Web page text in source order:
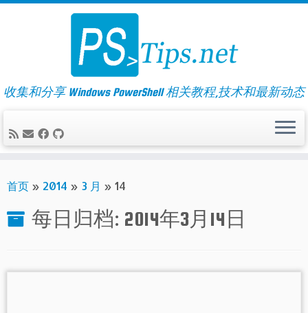
Skip
收集和分享 Windows PowerShell 相关教程,技术和最新动态
首页 » 2014 » 3 月 » 14
每日归档: 2014年3月14日